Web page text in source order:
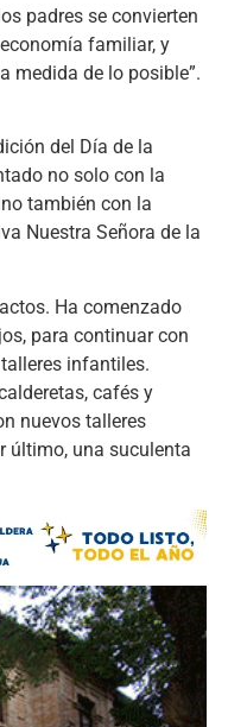
padres se convierten
familiar, y
medida de lo posible”.
del Día de la
no solo con la
también con la
Nuestra Señora de la
Ha comenzado
para continuar con
infantiles.
cafés y
nuevos talleres
último, una suculenta